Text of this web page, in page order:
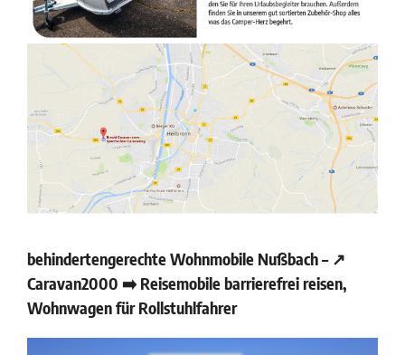
behindertengerechte Wohnmobile Nußbach – ↗️
Caravan2000 ➡️ Reisemobile barrierefrei reisen,
Wohnwagen für Rollstuhlfahrer